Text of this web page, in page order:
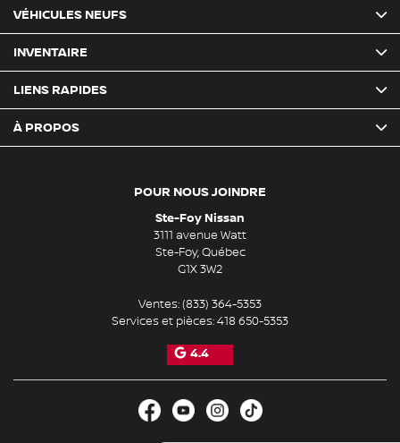
POUR NOUS JOINDRE
Ste-Foy Nissan
3111 avenue Watt
Ste-Foy,Québec
G1X 3W2
Ventes:(833) 364-5353
Services et pièces:418 650-5353
4.4
VÉHICULES NEUFS
INVENTAIRE
LIENS RAPIDES
À PROPOS